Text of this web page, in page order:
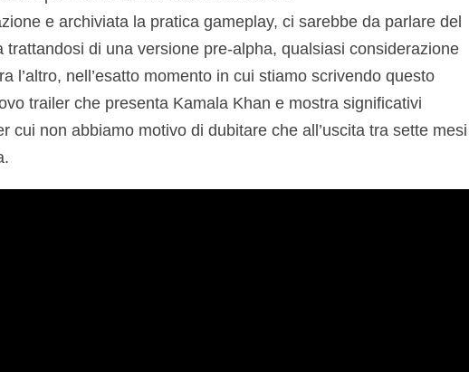
e archiviata la pratica gameplay, ci sarebbe da parlare del
di una versione pre-alpha, qualsiasi considerazione
l’altro, nell’esatto momento in cui stiamo scrivendo questo
trailer che presenta Kamala Khan e mostra significativi
cui non abbiamo motivo di dubitare che all’uscita tra sette mesi